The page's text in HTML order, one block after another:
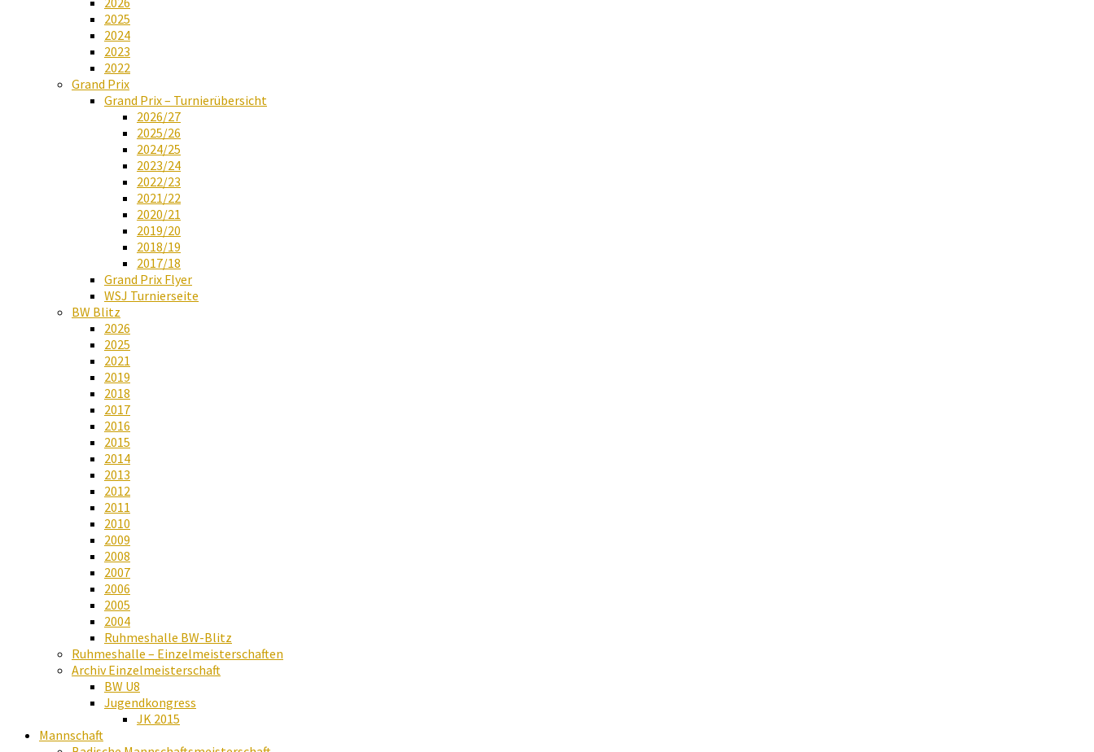
2025
2024
2023
2022
Grand Prix
Grand Prix – Turnierübersicht
2026/27
2025/26
2024/25
2023/24
2022/23
2021/22
2020/21
2019/20
2018/19
2017/18
Grand Prix Flyer
WSJ Turnierseite
BW Blitz
2026
2025
2021
2019
2018
2017
2016
2015
2014
2013
2012
2011
2010
2009
2008
2007
2006
2005
2004
Ruhmeshalle BW-Blitz
Ruhmeshalle – Einzelmeisterschaften
Archiv Einzelmeisterschaft
BW U8
Jugendkongress
JK 2015
Mannschaft